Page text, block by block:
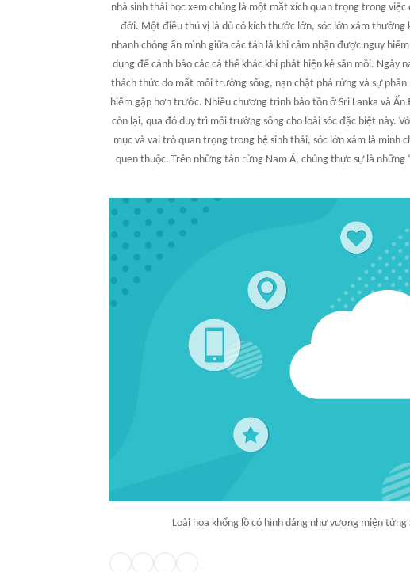
nhà sinh thái học xem chúng là một mắt xích quan trọng trong
đới. Một điều thú vị là dù có kích thước lớn, sóc lớn xám thường
nhanh chóng ẩn mình giữa các tán lá khi cảm nhận được nguy
dụng để cảnh báo các cá thể khác khi phát hiện kẻ săn mồi.
thách thức do mất môi trường sống, nạn chặt phá rừng và sự
hiếm gặp hơn trước. Nhiều chương trình bảo tồn ở Sri Lanka và
còn lại, qua đó duy trì môi trường sống cho loài sóc đặc biệt này.
mục và vai trò quan trọng trong hệ sinh thái, sóc lớn xám là minh
quen thuộc. Trên những tán rừng Nam Á, chúng thực sự là
Loài hoa khổng lồ có hình dáng như vương miện